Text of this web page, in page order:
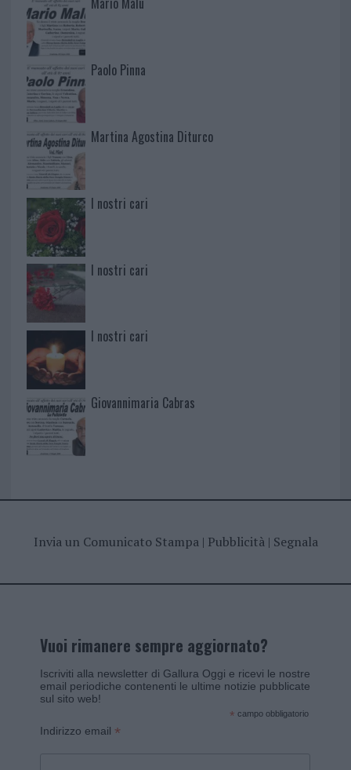
Paolo Pinna
Martina Agostina Diturco
I nostri cari
I nostri cari
I nostri cari
Giovannimaria Cabras
Invia un Comunicato Stampa| Pubblicità| Segnala
Vuoi rimanere sempre aggiornato?
Iscriviti alla newsletter di Gallura Oggi e ricevi le nostre
email periodiche contenenti le ultime notizie pubblicate
sul sito web!
* campo obbligatorio
Indirizzo email *